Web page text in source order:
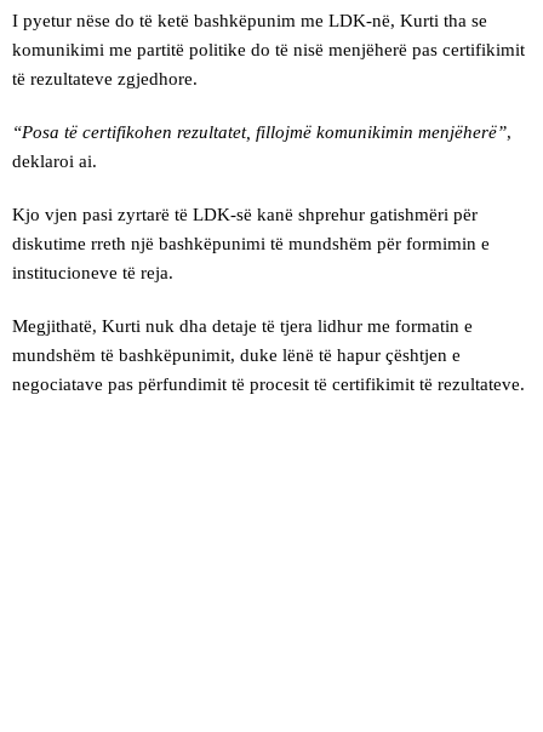
I pyetur nëse do të ketë bashkëpunim me LDK-në, Kurti tha se
komunikimi me partitë politike do të nisë menjëherë pas certifikimit
të rezultateve zgjedhore.
“Posa të certifikohen rezultatet, fillojmë komunikimin menjëherë”,
deklaroi ai.
Kjo vjen pasi zyrtarë të LDK-së kanë shprehur gatishmëri për
diskutime rreth një bashkëpunimi të mundshëm për formimin e
institucioneve të reja.
Megjithatë, Kurti nuk dha detaje të tjera lidhur me formatin e
mundshëm të bashkëpunimit, duke lënë të hapur çështjen e
negociatave pas përfundimit të procesit të certifikimit të rezultateve.